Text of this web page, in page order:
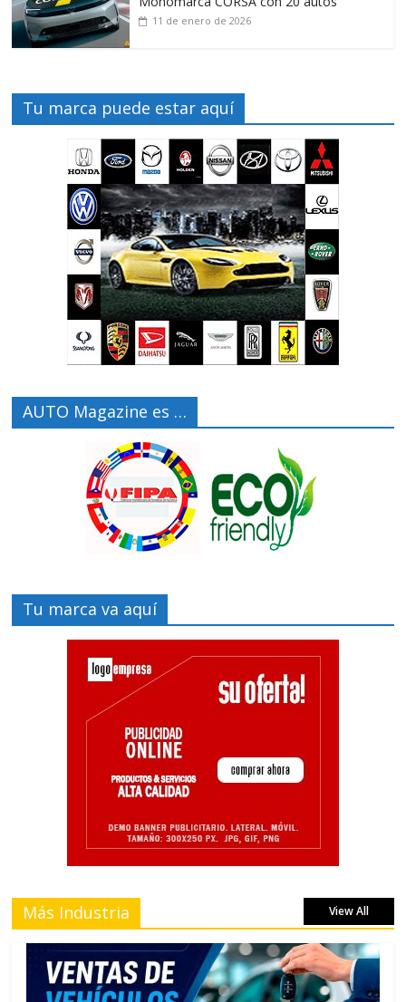
11 de enero de 2026
Tu marca puede estar aquí
AUTO Magazine es …
Tu marca va aquí
Más Industria View All